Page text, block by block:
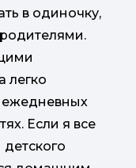
в одиночку,
легко
ежедневных
Если я все